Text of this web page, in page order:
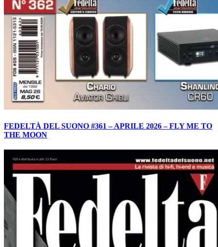
FEDELTÀ DEL SUONO #361 – APRILE 2026 – FLY ME TO
THE MOON